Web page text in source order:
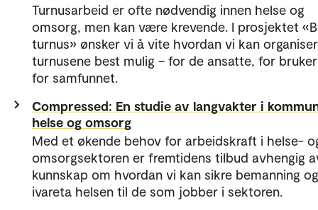
Turnusarbeid er ofte nødvendig innen helse og
omsorg, men kan være krevende. I prosjektet
turnus» ønsker vi å vite hvordan vi kan
turnusene best mulig – for de ansatte, for
for samfunnet.
Compressed: En studie av langvakter i
helse og omsorg
Med et økende behov for arbeidskraft i helse-
omsorgsektoren er fremtidens tilbud avhengig
kunnskap om hvordan vi kan sikre bemanning og
ivareta helsen til de som jobber i sektoren.